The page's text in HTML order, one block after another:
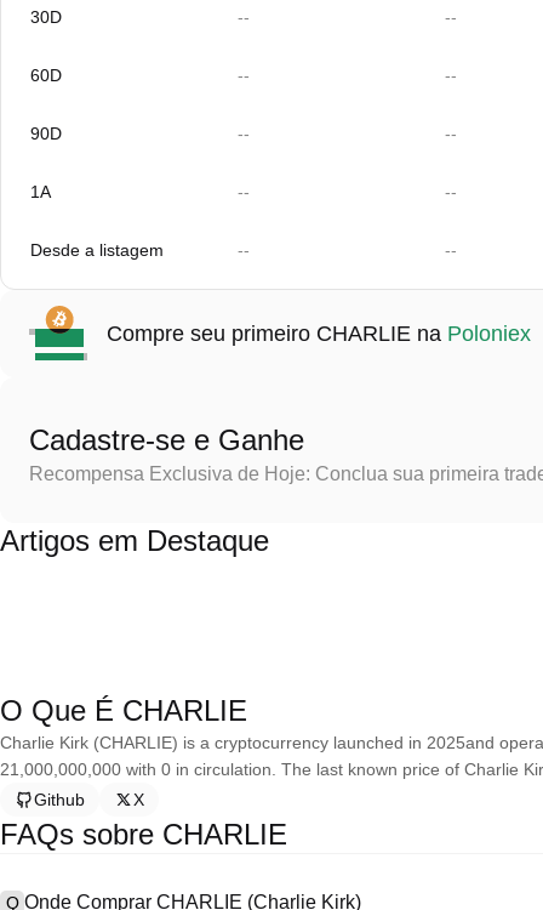
30D -- --
60D -- --
90D -- --
1A -- --
Desde a listagem -- --
Compre seu primeiro CHARLIE na Poloniex
Cadastre-se e Ganhe
Recompensa Exclusiva de Hoje: Conclua sua primeira
Artigos em Destaque
O Que É CHARLIE
Charlie Kirk (CHARLIE) is a cryptocurrency launched in 2025and
21,000,000,000 with 0 in circulation. The last known price of Charlie
Github
X
FAQs sobre CHARLIE
Q Onde Comprar CHARLIE (Charlie Kirk)